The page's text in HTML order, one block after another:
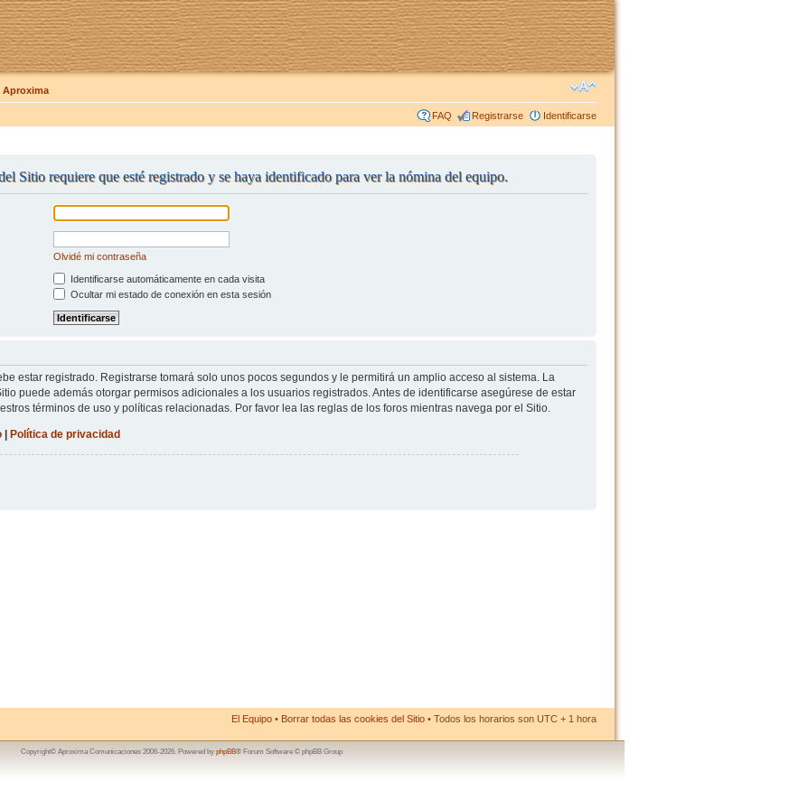
Aproxima
FAQ Registrarse Identificarse
Sitio requiere que esté registrado y se haya identificado para ver la nómina del equipo.
Olvidé mi contraseña
Identificarse automáticamente en cada visita
Ocultar mi estado de conexión en esta sesión
estar registrado. Registrarse tomará solo unos pocos segundos y le permitirá un amplio acceso al sistema. La
puede además otorgar permisos adicionales a los usuarios registrados. Antes de identificarse asegúrese de estar
términos de uso y políticas relacionadas. Por favor lea las reglas de los foros mientras navega por el Sitio.
| Política de privacidad
El Equipo • Borrar todas las cookies del Sitio • Todos los horarios son UTC + 1 hora
Copyright© Aproxima Comunicaciones 2006-2026. Powered by phpBB® Forum Software © phpBB Group